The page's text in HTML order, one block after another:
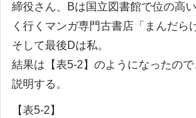
締役さん、Bは国立図書館で位の高
く行くマンガ専門古書店「まんだら
そして最後Dは私。
結果は【表5-2】のようになったの
説明する。
【表5-2】